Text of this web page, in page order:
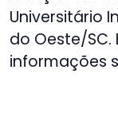
Universitário
do Oeste/SC.
informações